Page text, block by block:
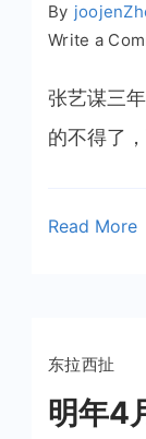
By
Write a
张艺谋三
的不得了
Read More
东拉西扯
明年4